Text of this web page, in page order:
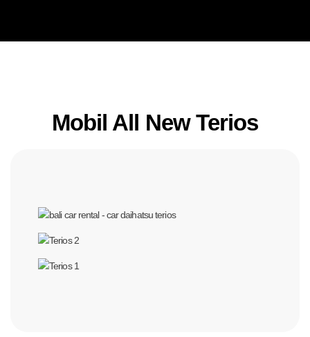
Mobil All New Terios